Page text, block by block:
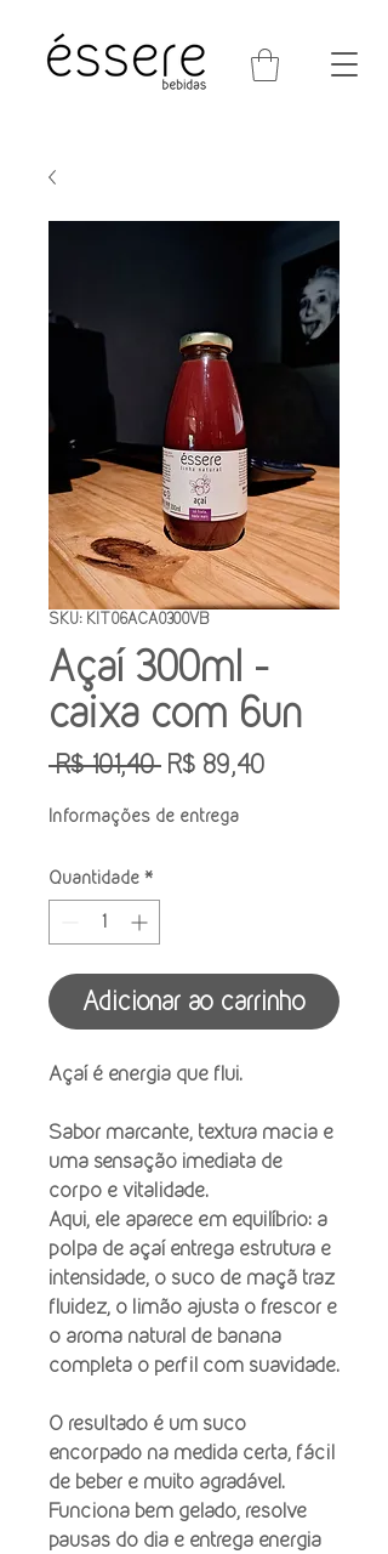
SKU: KIT06ACA0300VB
Açaí 300ml -
caixa com 6un
R$ 101,40 Preço
normal
R$ 89,40Preço
Informações de entrega
Quantidade *
Adicionar ao carrinho
Açaí é energia que flui.
Sabor marcante, textura macia e
uma sensação imediata de
corpo e vitalidade.
Aqui, ele aparece em equilíbrio: a
polpa de açaí entrega estrutura e
intensidade, o suco de maçã traz
fluidez, o limão ajusta o frescor e
o aroma natural de banana
completa o perfil com suavidade.
O resultado é um suco
encorpado na medida certa, fácil
de beber e muito agradável.
Funciona bem gelado, resolve
pausas do dia e entrega energia